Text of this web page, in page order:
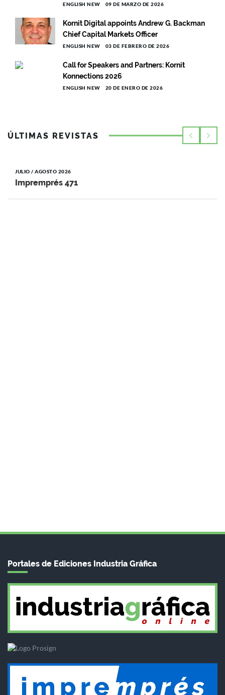
ENGLISH NEW 09 DE MARZO DE 2026
Kornit Digital appoints Andrew G. Backman
Chief Capital Markets Officer
ENGLISH NEW 03 DE FEBRERO DE 2026
Call for Speakers and Partners: Kornit
Konnections 2026
ENGLISH NEW 20 DE ENERO DE 2026
ÚLTIMAS REVISTAS
JULIO / AGOSTO 2026
Impremprés 471
Portales de Ediciones Industria Gráfica